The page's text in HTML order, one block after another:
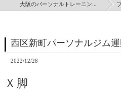
大阪のパーソナルトレーニングはLISIGN ブ
西区新町パーソナルジム
2022/12/28
Ｘ脚